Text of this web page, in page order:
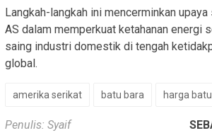
Langkah-langkah ini mencerminkan
AS dalam memperkuat ketahanan energi
saing industri domestik di tengah
global.
amerika serikat batu bara harga
Penulis: Syaif